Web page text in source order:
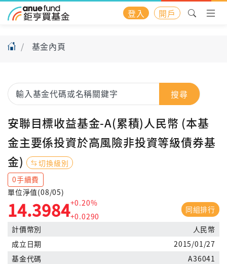
登入 開戶
基金內頁
搜尋
安聯目標收益基金-A(累積)人民幣 (本基
金主要係投資於高風險非投資等級債券基
金)
切換級別
0手續費
單位淨值(08/05)
14.3984+0.20%
+0.0290
同組排行
計價幣別
人民幣
成立日期
2015/01/27
基金代碼
A36041